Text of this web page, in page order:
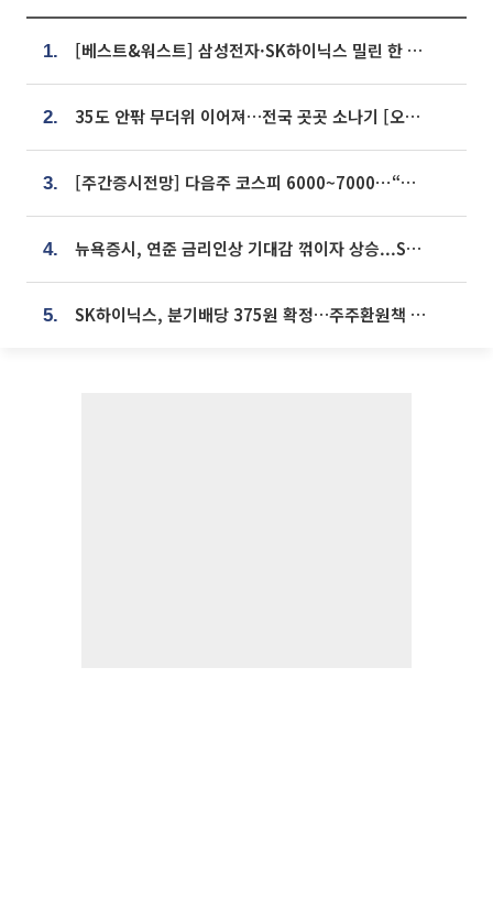
1. [베스트&워스트] 삼성전자·SK하이닉스 밀린 한 주…상상인증권은 85% 급등
2. 35도 안팎 무더위 이어져…전국 곳곳 소나기 [오늘 날씨]
3. [주간증시전망] 다음주 코스피 6000~7000⋯“外人 수급은 정책이 변수”
4. 뉴욕증시, 연준 금리인상 기대감 꺾이자 상승...S&P500 사상 최고치 [종합]
5. SK하이닉스, 분기배당 375원 확정…주주환원책 9월로 앞당겨 발표